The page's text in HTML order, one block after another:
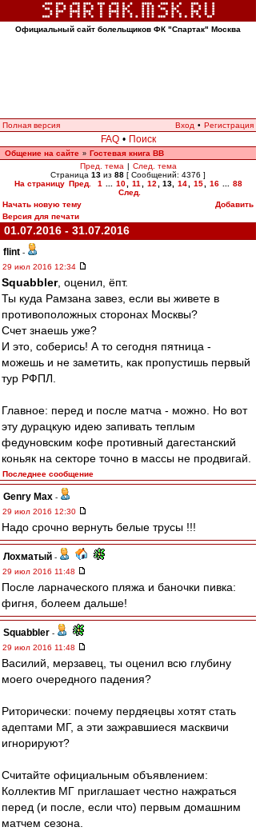
Официальный сайт болельщиков ФК "Спартак" Москва
Полная версия Вход • Регистрация
FAQ • Поиск
Общение на сайте » Гостевая книга ВВ
Пред. тема | След. тема
Страница 13 из 88 [ Сообщений: 4376 ]
На страницу Пред. 1 10 11 12 13, 14 15 16
88
След.
Начать новую тему
Добавить
Версия для печати
01.07.2016 - 31.07.2016
flint -
29 июл 2016 12:34
Squabbler, оценил, ёпт.
Ты куда Рамзана завез, если вы живете в
противоположных сторонах Москвы?
Счет знаешь уже?
И это, соберись! А то сегодня пятница -
можешь и не заметить, как пропустишь первый
тур РФПЛ.
Главное: перед и после матча - можно. Но вот
эту дурацкую идею запивать теплым
федуновским кофе противный дагестанский
коньяк на секторе точно в массы не продвигай.
Последнее сообщение
Genry Max -
29 июл 2016 12:30
Надо срочно вернуть белые трусы !!!
Лохматый -
29 июл 2016 11:48
После ларначеского пляжа и баночки пивка:
фигня, болеем дальше!
Squabbler -
29 июл 2016 11:48
Василий, мерзавец, ты оценил всю глубину
моего очередного падения?
Риторически: почему пердяецвы хотят стать
адептами МГ, а эти зажравшиеся масквичи
игнорируют?
Считайте официальным объявлением:
Коллектив МГ приглашает честно нажраться
перед (и после, если что) первым домашним
матчем сезона.